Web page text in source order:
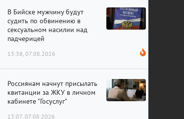
В Бийске мужчину будут
судить по обвинению в
сексуальном насилии над
падчерицей
13:38, 07.08.2026
Россиянам начнут присылать
квитанции за ЖКУ в личном
кабинете "Госуслуг"
13:07, 07.08.2026